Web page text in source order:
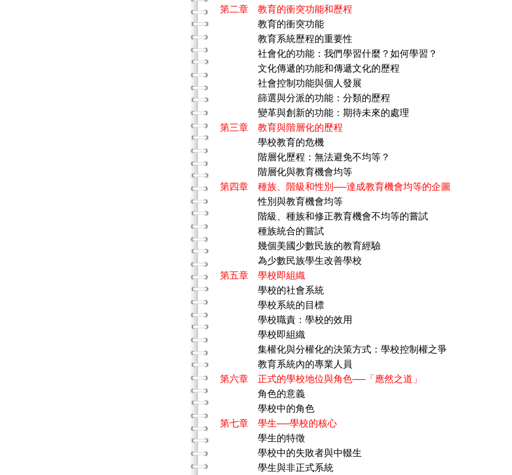
第二章 教育的衝突功能和歷程
教育的衝突功能
教育系統歷程的重要性
社會化的功能：我們學習什麼？如何學習？
文化傳遞的功能和傳遞文化的歷程
社會控制功能與個人發展
篩選與分派的功能：分類的歷程
變革與創新的功能：期待未來的處理
第三章 教育與階層化的歷程
學校教育的危機
階層化歷程：無法避免不均等？
階層化與教育機會均等
第四章 種族、階級和性別──達成教育機會均等的企圖
性別與教育機會均等
階級、種族和修正教育機會不均等的嘗試
種族統合的嘗試
幾個美國少數民族的教育經驗
為少數民族學生改善學校
第五章 學校即組織
學校的社會系統
學校系統的目標
學校職責：學校的效用
學校即組織
集權化與分權化的決策方式：學校控制權之爭
教育系統內的專業人員
第六章 正式的學校地位與角色──「應然之道」
角色的意義
學校中的角色
第七章 學生──學校的核心
學生的特徵
學校中的失敗者與中輟生
學生與非正式系統